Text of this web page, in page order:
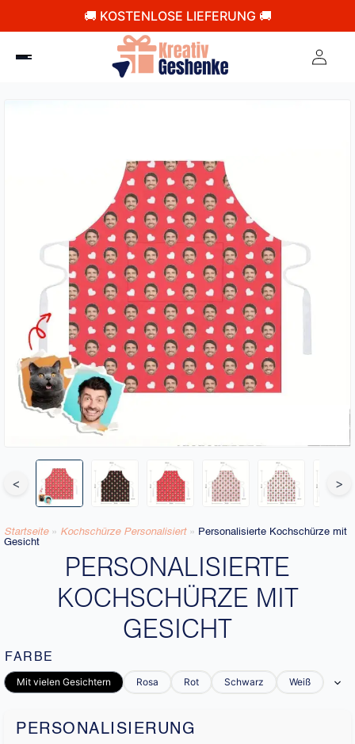
🚚 KOSTENLOSE LIEFERUNG 🚚
< >
Startseite » Kochschürze Personalisiert » Personalisierte Kochschürze mit
Gesicht
PERSONALISIERTE
KOCHSCHÜRZE MIT
GESICHT
FARBE
Mit vielen Gesichtern Rosa Rot Schwarz Weiß
PERSONALISIERUNG